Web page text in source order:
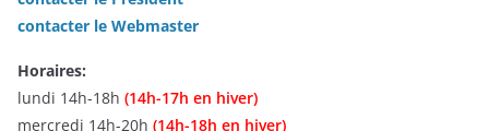
contacter le Webmaster
Horaires:
lundi 14h-18h (14h-17h en hiver)
mercredi 14h-20h (14h-18h en hiver)